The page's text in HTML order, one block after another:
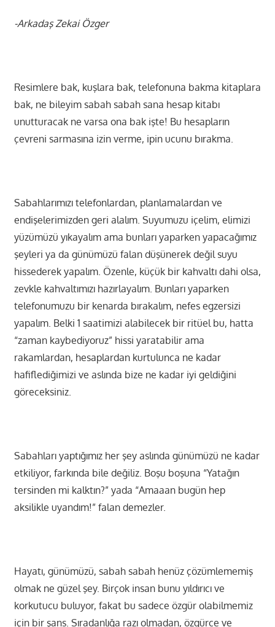
-Arkadaş Zekai Özger
Resimlere bak, kuşlara bak, telefonuna bakma kitaplara
bak, ne bileyim sabah sabah sana hesap kitabı
unutturacak ne varsa ona bak işte! Bu hesapların
çevreni sarmasına izin verme, ipin ucunu bırakma.
Sabahlarımızı telefonlardan, planlamalardan ve
endişelerimizden geri alalım. Suyumuzu içelim, elimizi
yüzümüzü yıkayalım ama bunları yaparken yapacağımız
şeyleri ya da günümüzü falan düşünerek değil suyu
hissederek yapalım. Özenle, küçük bir kahvaltı dahi olsa,
zevkle kahvaltımızı hazırlayalım. Bunları yaparken
telefonumuzu bir kenarda bırakalım, nefes egzersizi
yapalım. Belki 1 saatimizi alabilecek bir ritüel bu, hatta
“zaman kaybediyoruz” hissi yaratabilir ama
rakamlardan, hesaplardan kurtulunca ne kadar
hafiflediğimizi ve aslında bize ne kadar iyi geldiğini
göreceksiniz.
Sabahları yaptığımız her şey aslında günümüzü ne kadar
etkiliyor, farkında bile değiliz. Boşu boşuna “Yatağın
tersinden mi kalktın?” yada “Amaaan bugün hep
aksilikle uyandım!” falan demezler.
Hayatı, günümüzü, sabah sabah henüz çözümlememiş
olmak ne güzel şey. Birçok insan bunu yıldırıcı ve
korkutucu buluyor, fakat bu sadece özgür olabilmemiz
için bir şans. Sıradanlığa razı olmadan, özgürce ve